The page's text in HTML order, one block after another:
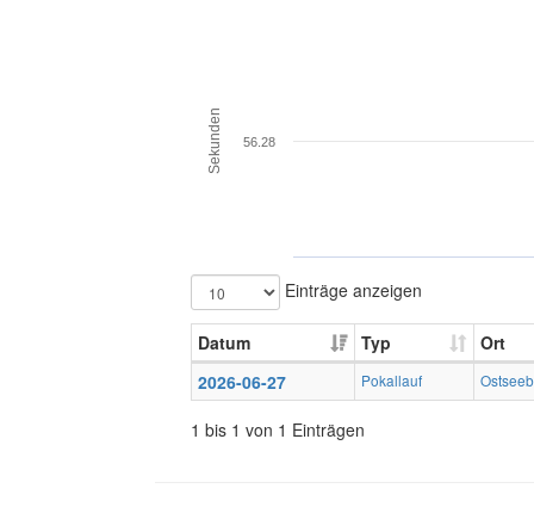
Sekunden 56.28
Einträge anzeigen
Datum Typ
Ort
2026-06-27
Pokallauf
1 bis 1 von 1 Einträgen